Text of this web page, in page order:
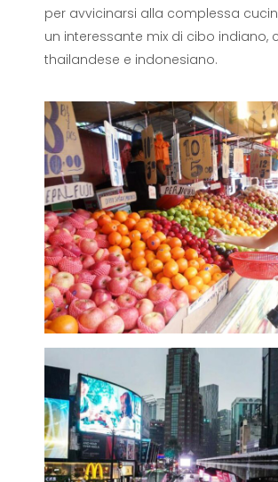
per avvicinarsi alla complessa
un interessante mix di cibo indiano,
thailandese e indonesiano.